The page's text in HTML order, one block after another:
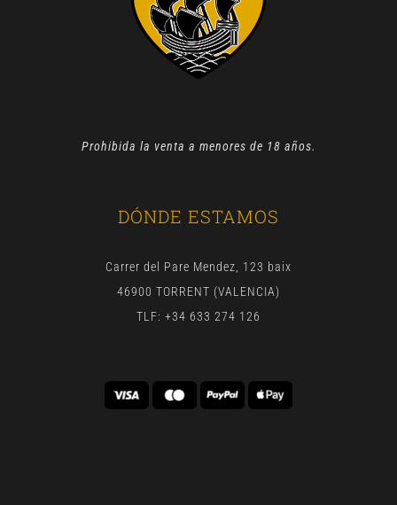
Prohibida la venta a menores de 18 años.
DÓNDE ESTAMOS
Carrer del Pare Mendez, 123 baix
46900 TORRENT (VALENCIA)
TLF: +34 633 274 126